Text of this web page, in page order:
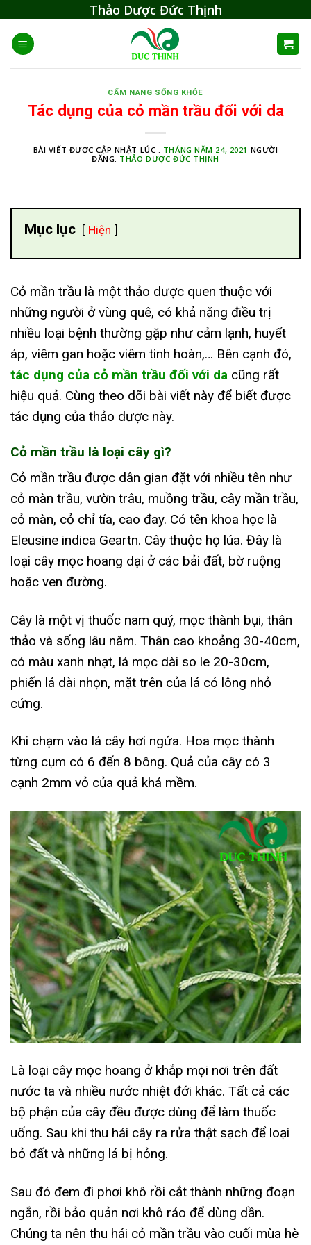
content
Thảo Dược Đức Thịnh
CẨM NANG SỐNG KHỎE
Tác dụng của cỏ mần trầu đối với da
BÀI VIẾT ĐƯỢC CẬP NHẬT LÚC : THÁNG NĂM 24, 2021 NGƯỜI
ĐĂNG: THẢO DƯỢC ĐỨC THỊNH
Mục lục Hiện
Cỏ mần trầu là một thảo dược quen thuộc với
những người ở vùng quê, có khả năng điều trị
nhiều loại bệnh thường gặp như cảm lạnh, huyết
áp, viêm gan hoặc viêm tinh hoàn,… Bên cạnh đó,
tác dụng của cỏ mần trầu đối với da cũng rất
hiệu quả. Cùng theo dõi bài viết này để biết được
tác dụng của thảo dược này.
Cỏ mần trầu là loại cây gì?
Cỏ mần trầu được dân gian đặt với nhiều tên như
cỏ màn trầu, vườn trâu, muồng trầu, cây mần trầu,
cỏ màn, cỏ chỉ tía, cao đay. Có tên khoa học là
Eleusine indica Geartn. Cây thuộc họ lúa. Đây là
loại cây mọc hoang dại ở các bải đất, bờ ruộng
hoặc ven đường.
Cây là một vị thuốc nam quý, mọc thành bụi, thân
thảo và sống lâu năm. Thân cao khoảng 30-40cm,
có màu xanh nhạt, lá mọc dài so le 20-30cm,
phiến lá dài nhọn, mặt trên của lá có lông nhỏ
cứng.
Khi chạm vào lá cây hơi ngứa. Hoa mọc thành
từng cụm có 6 đến 8 bông. Quả của cây có 3
cạnh 2mm vỏ của quả khá mềm.
Là loại cây mọc hoang ở khắp mọi nơi trên đất
nước ta và nhiều nước nhiệt đới khác. Tất cả các
bộ phận của cây đều được dùng để làm thuốc
uống. Sau khi thu hái cây ra rửa thật sạch để loại
bỏ đất và những lá bị hỏng.
Sau đó đem đi phơi khô rồi cắt thành những đoạn
ngắn, rồi bảo quản nơi khô ráo để dùng dần.
Chúng ta nên thu hái cỏ mần trầu vào cuối mùa hè